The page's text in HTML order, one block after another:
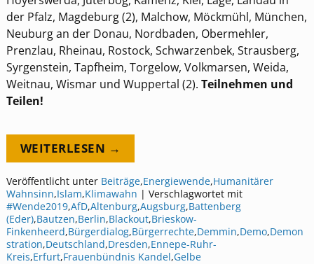
der Pfalz, Magdeburg (2), Malchow, Möckmühl, München,
Neuburg an der Donau, Nordbaden, Obermehler,
Prenzlau, Rheinau, Rostock, Schwarzenbek, Strausberg,
Syrgenstein, Tapfheim, Torgelow, Volkmarsen, Weida,
Weitnau, Wismar und Wuppertal (2). Teilnehmen und
Teilen!
WEITERLESEN →
Veröffentlicht unter Beiträge,Energiewende,Humanitärer
Wahnsinn,Islam,Klimawahn | Verschlagwortet mit
#Wende2019,AfD,Altenburg,Augsburg,Battenberg
(Eder),Bautzen,Berlin,Blackout,Brieskow-
Finkenheerd,Bürgerdialog,Bürgerrechte,Demmin,Demo,Demon
stration,Deutschland,Dresden,Ennepe-Ruhr-
Kreis,Erfurt,Frauenbündnis Kandel,Gelbe